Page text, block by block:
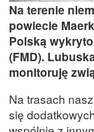
Na terenie
powiecie
Polską
(FMD).
monitoruję
Na trasach
się